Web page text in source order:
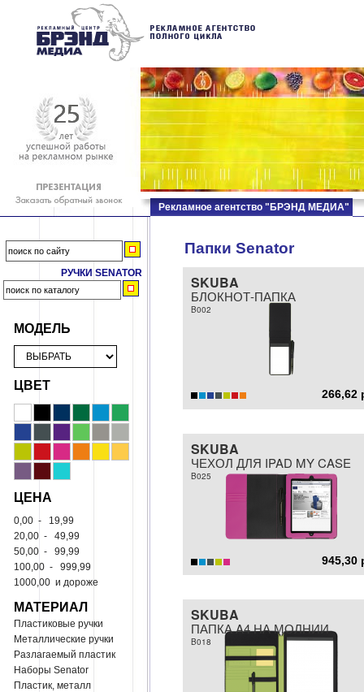
РУЧКИ SENATOR
МОДЕЛЬ
ЦВЕТ
ЦЕНА
0,00 - 19,99
20,00 - 49,99
50,00 - 99,99
100,00 - 999,99
1000,00 и дороже
МАТЕРИАЛ
Пластиковые ручки
Металлические ручки
Разлагаемый пластик
Наборы Senator
Пластик, металл
Рекламное агентство "БРЭНД МЕДИА"
Папки Senator
SKUBA
БЛОКНОТ-ПАПКА
B002
266,62
SKUBA
ЧЕХОЛ ДЛЯ IPAD MY CASE
B025
945,30
SKUBA
ПАПКА A4 НА МОЛНИИ
B018